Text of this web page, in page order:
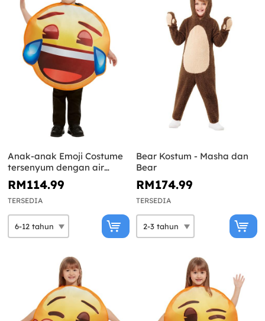
Anak-anak Emoji Costume
tersenyum dengan air
mata
RM114.99
TERSEDIA
Bear Kostum - Masha dan
Bear
RM174.99
TERSEDIA